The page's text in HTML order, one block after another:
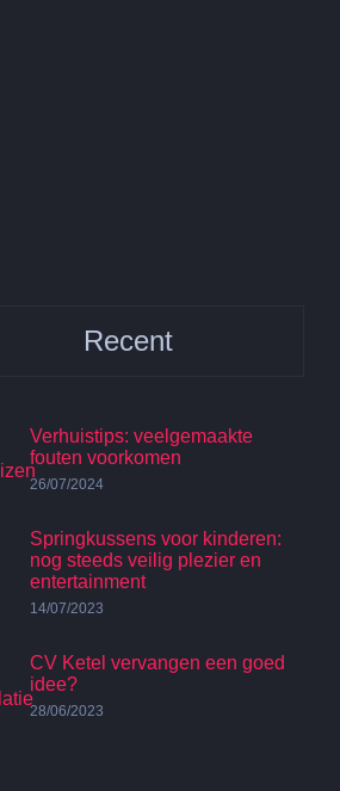
Recent
Verhuistips: veelgemaakte
fouten voorkomen
26/07/2024
Springkussens voor kinderen:
nog steeds veilig plezier en
entertainment
14/07/2023
CV Ketel vervangen een goed
idee?
28/06/2023